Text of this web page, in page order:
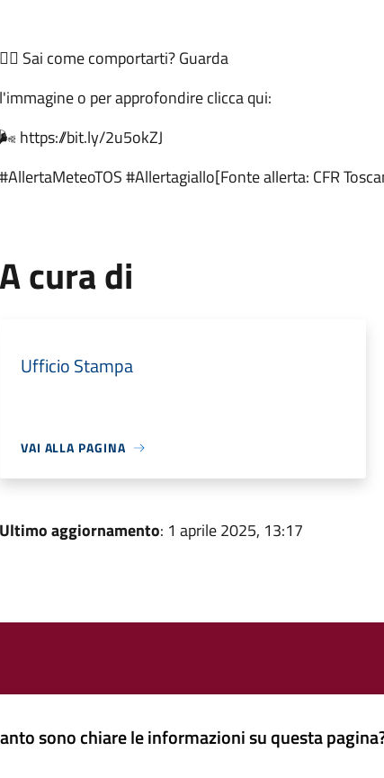
👉🏻 Sai come comportarti? Guarda
l'immagine o per approfondire clicca qui:
🌬 https://bit.ly/2u5okZJ
#AllertaMeteoTOS #Allertagiallo[Fonte allerta: CFR
A cura di
Ufficio Stampa
VAI ALLA PAGINA
Ultimo aggiornamento: 1 aprile 2025, 13:17
sono chiare le informazioni su questa